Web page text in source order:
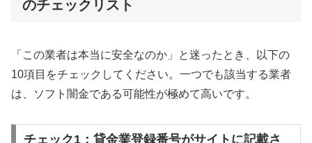
のチェックリスト
「この業者は本当に安全なのか」と迷ったとき、以下の
10項目をチェックしてください。一つでも該当する業者
は、ソフト闇金である可能性が極めて高いです。
チェック1：貸金業登録番号がサイトに記載さ